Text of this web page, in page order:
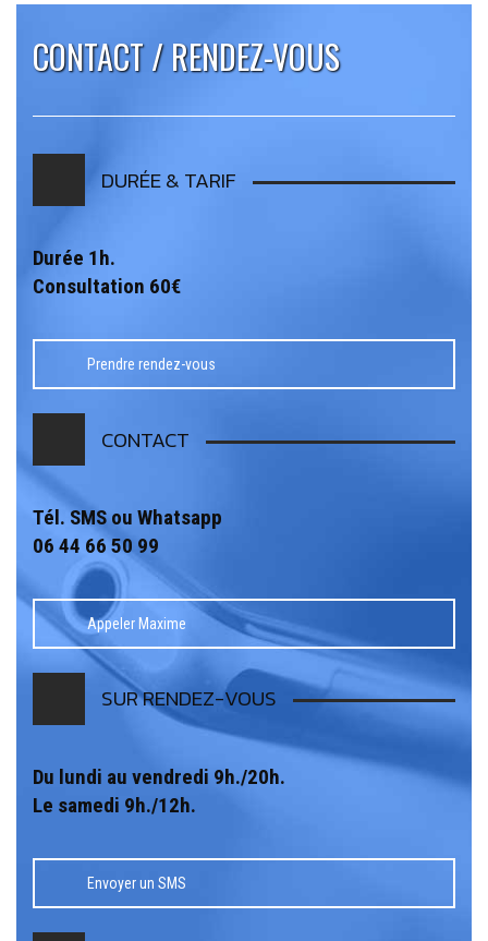
CONTACT / RENDEZ-VOUS
DURÉE & TARIF
Durée 1h.
Consultation 60€
Prendre rendez-vous
CONTACT
Tél. SMS ou Whatsapp
06 44 66 50 99
Appeler Maxime
SUR RENDEZ-VOUS
Du lundi au vendredi 9h./20h.
Le samedi 9h./12h.
Envoyer un SMS